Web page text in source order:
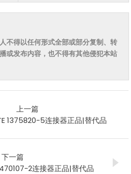
不得以任何形式全部或部分复制、转
或发布内容，也不得有其他侵犯本站
上一篇
1375820-5连接器正品|替代品
下一篇
2连接器正品|替代品